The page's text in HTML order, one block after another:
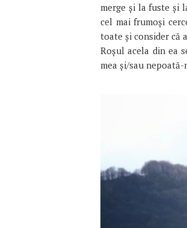
merge și la fuste și
cel mai frumoși
toate și consider că
Roșul acela din ea
mea și/sau nepoată-